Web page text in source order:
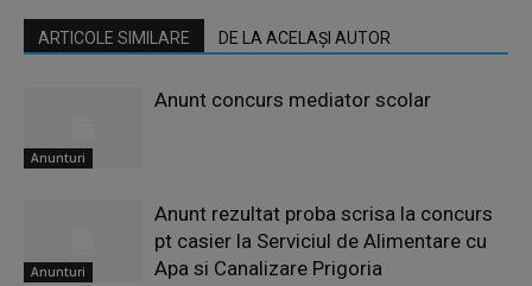
ARTICOLE SIMILARE DE LA ACELAȘI AUTOR
Anunturi
Anunt concurs mediator scolar
Anunturi
Anunt rezultat proba scrisa la concurs
pt casier la Serviciul de Alimentare cu
Apa si Canalizare Prigoria